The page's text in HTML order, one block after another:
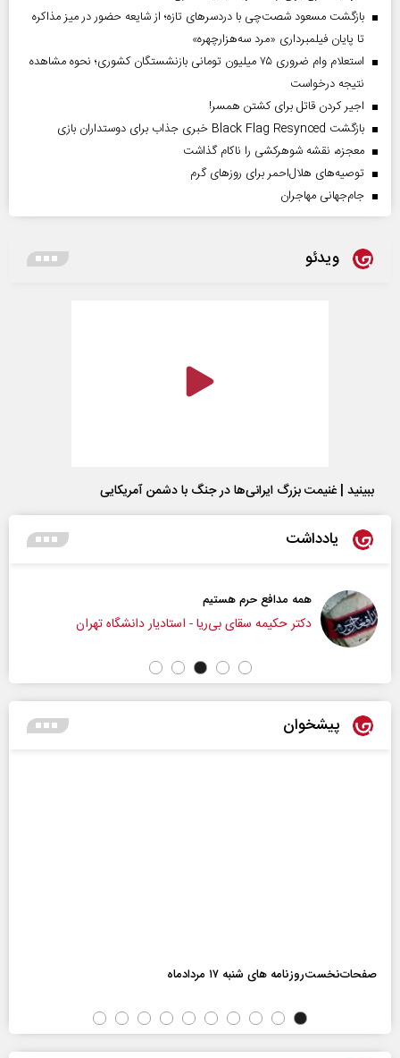
بازگشت مسعود شصت‌چی با دردسر‌های تازه؛ از شایعه حضور در میز مذاکره
تا پایان فیلمبرداری «مرد سه‌هزارچهره»
استعلام وام ضروری ۷۵ میلیون تومانی بازنشستگان کشوری؛ نحوه مشاهده
نتیجه درخواست
اجیر کردن قاتل برای کشتن همسر!
بازگشت Black Flag Resynced خبری جذاب برای دوستداران بازی
معجزه، نقشه شوهرکشی را ناکام گذاشت
توصیه‌های هلال‌احمر برای روز‌های گرم
جام‌جهانی مهاجران
ویدئو
ببینید | غنیمت بزرگ ایرانی‌ها در جنگ با دشمن آمریکایی
یادداشت
همه مدافع حرم هستیم
دکتر حکیمه سقای بی‌ریا - استادیار دانشگاه تهران
پیشخوان
صفحات‌نخست‌روزنامه ها‌ی شنبه ۱۷ مردادماه